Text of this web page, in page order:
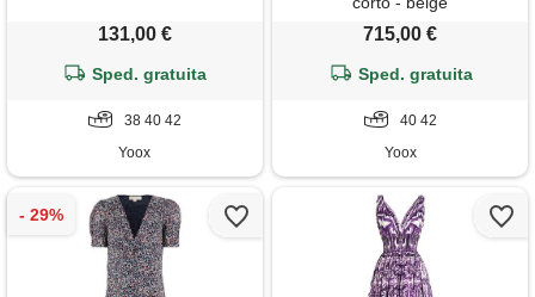
131,00 €
Sped. gratuita
38 40 42
Yoox
715,00 €
Sped. gratuita
40 42
Yoox